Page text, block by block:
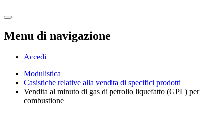
Menu di navigazione
Accedi
Modulistica
Casistiche relative alla vendita di specifici prodotti
Vendita al minuto di gas di petrolio liquefatto (GPL) per
combustione